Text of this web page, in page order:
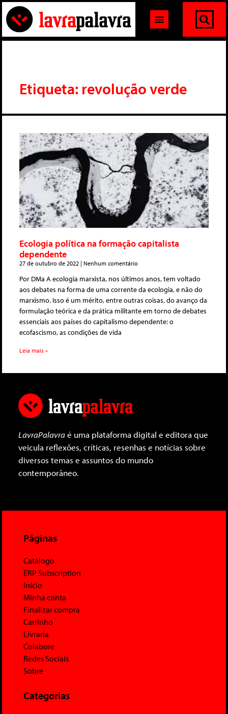
Etiqueta: revolução verde
Ecologia política na formação capitalista
dependente
27 de outubro de 2022 Nenhum comentário
Por DMa A ecologia marxista, nos últimos anos, tem voltado
aos debates na forma de uma corrente da ecologia, e não do
marxismo. Isso é um mérito, entre outras coisas, do avanço da
formulação teórica e da prática militante em torno de debates
essenciais aos países do capitalismo dependente: o
ecofascismo, as condições de vida
Leia mais »
LavraPalavraé uma plataforma digital e editora que
veicula reflexões, críticas, resenhas e notícias sobre
diversos temas e assuntos do mundo
contemporâneo.
Páginas
Catálogo
ERP Subscription
Início
Minha conta
Finalizar compra
Carrinho
Livraria
Colabore
Redes Sociais
Sobre
Categorias